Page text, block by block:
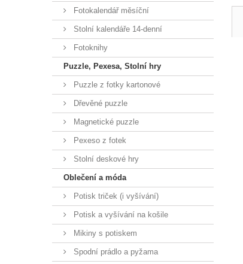
Fotokalendář měsíční
Stolní kalendáře 14-denní
Fotoknihy
Puzzle, Pexesa, Stolní hry
Puzzle z fotky kartonové
Dřevěné puzzle
Magnetické puzzle
Pexeso z fotek
Stolní deskové hry
Oblečení a móda
Potisk triček (i vyšívání)
Potisk a vyšívání na košile
Mikiny s potiskem
Spodní prádlo a pyžama